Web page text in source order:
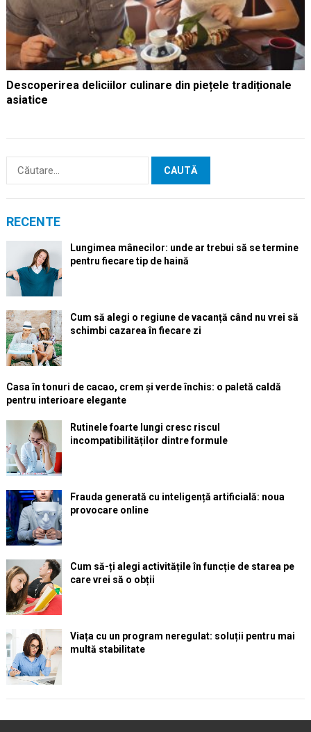
Descoperirea deliciilor culinare din piețele tradiționale
asiatice
Caută
RECENTE
Lungimea mânecilor: unde ar trebui să se termine
pentru fiecare tip de haină
Cum să alegi o regiune de vacanță când nu vrei să
schimbi cazarea în fiecare zi
Casa în tonuri de cacao, crem și verde închis: o paletă caldă
pentru interioare elegante
Rutinele foarte lungi cresc riscul
incompatibilităților dintre formule
Frauda generată cu inteligență artificială: noua
provocare online
Cum să-ți alegi activitățile în funcție de starea pe
care vrei să o obții
Viața cu un program neregulat: soluții pentru mai
multă stabilitate